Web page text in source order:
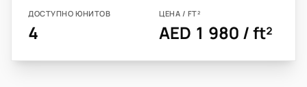
ДОСТУПНО ЮНИТОВ
4
ЦЕНА / FT²
AED 1 980 / ft²